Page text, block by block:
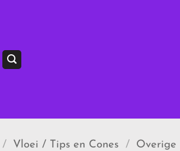
/ Vloei / Tips en Cones / Overige